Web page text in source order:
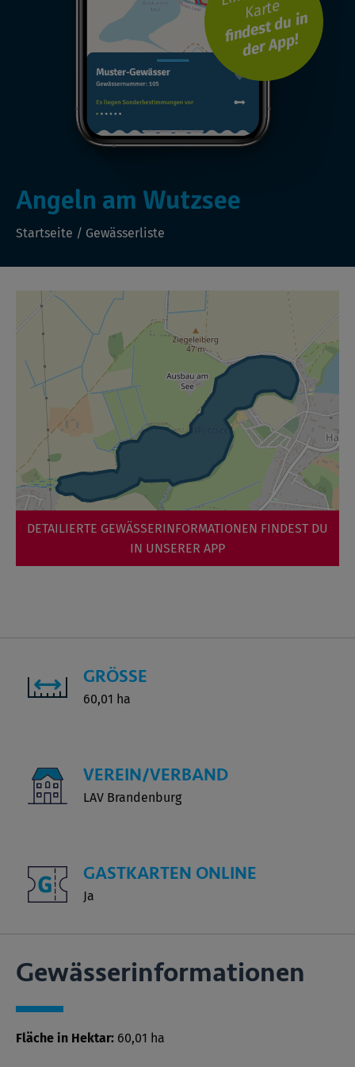
Angeln am Wutzsee
Startseite / Gewässerliste
Karte
findest du in
der App!
DETAILIERTE GEWÄSSERINFORMATIONEN FINDEST DU
IN UNSERER APP
GRÖSSE
60,01 ha
VEREIN/VERBAND
LAV Brandenburg
GASTKARTEN ONLINE
Ja
Gewässer­informationen
Fläche in Hektar: 60,01 ha